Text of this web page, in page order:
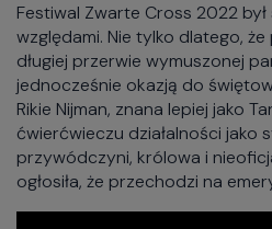
Festiwal Zwarte Cross 2022
względami. Nie tylko dlatego,
długiej przerwie wymuszonej
jednocześnie okazją do
Rikie Nijman, znana lepiej jako
ćwierćwieczu działalności jako
przywódczyni, królowa i
ogłosiła, że przechodzi na